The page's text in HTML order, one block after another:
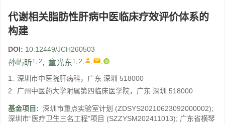
代谢相关脂肪性肝病中医临床疗效评价体系的
构建
DOI: 10.12449/JCH260503
孙屿昕1, 2, 童光东1, 2, , ,
1. 深圳市中医院肝病科，广东 深圳 518000
2. 广州中医药大学附属第四临床医学院，广东 深圳 518000
基金项目: 深圳市重点实验室计划 (ZDSYS20210623092000002);
深圳市“医疗卫生三名工程”项目 (SZZYSM202411013); 广东省横琴